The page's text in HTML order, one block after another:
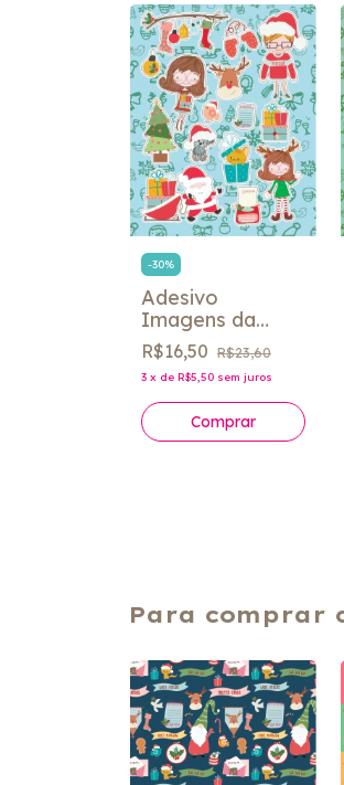
-30%
Adesivo
Imagens da
Coleção O Natal
de Pedro e Nina
- Fabi Paliares
R$16,50 R$23,60
3 x de R$5,50 sem juros
Para comprar